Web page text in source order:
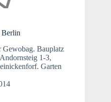
Berlin
Gewobag. Bauplatz
1-3,
Garten